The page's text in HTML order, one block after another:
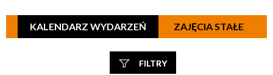
KALENDARZ WYDARZEŃ ZAJĘCIA STAŁE
FILTRY